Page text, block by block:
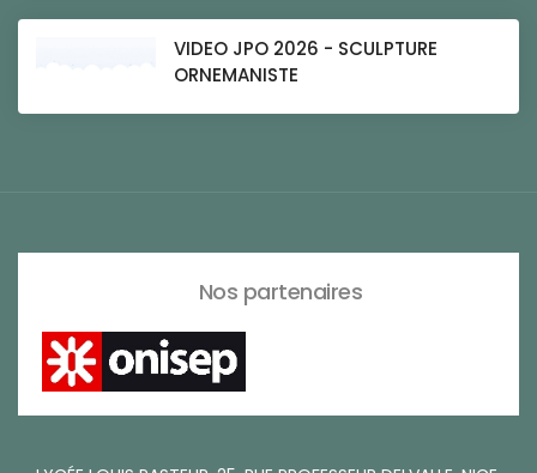
VIDEO JPO 2026 - SCULPTURE
ORNEMANISTE
Nos partenaires